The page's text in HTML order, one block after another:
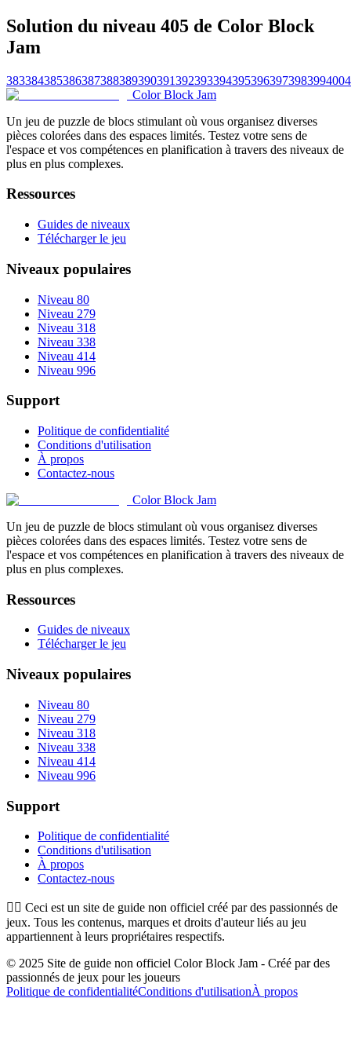
Solution du niveau 405 de Color Block
Jam
383384385386387388389390391392393394395396397398399400
Color Block Jam
Un jeu de puzzle de blocs stimulant où vous organisez diverses
pièces colorées dans des espaces limités. Testez votre sens de
l'espace et vos compétences en planification à travers des niveaux de
plus en plus complexes.
Ressources
Guides de niveaux
Télécharger le jeu
Niveaux populaires
Niveau 80
Niveau 279
Niveau 318
Niveau 338
Niveau 414
Niveau 996
Support
Politique de confidentialité
Conditions d'utilisation
À propos
Contactez-nous
Color Block Jam
Un jeu de puzzle de blocs stimulant où vous organisez diverses
pièces colorées dans des espaces limités. Testez votre sens de
l'espace et vos compétences en planification à travers des niveaux de
plus en plus complexes.
Ressources
Guides de niveaux
Télécharger le jeu
Niveaux populaires
Niveau 80
Niveau 279
Niveau 318
Niveau 338
Niveau 414
Niveau 996
Support
Politique de confidentialité
Conditions d'utilisation
À propos
Contactez-nous
👉🏻 Ceci est un site de guide non officiel créé par des passionnés de
jeux. Tous les contenus, marques et droits d'auteur liés au jeu
appartiennent à leurs propriétaires respectifs.
© 2025 Site de guide non officiel Color Block Jam - Créé par des
passionnés de jeux pour les joueurs
Politique de confidentialitéConditions d'utilisationÀ propos